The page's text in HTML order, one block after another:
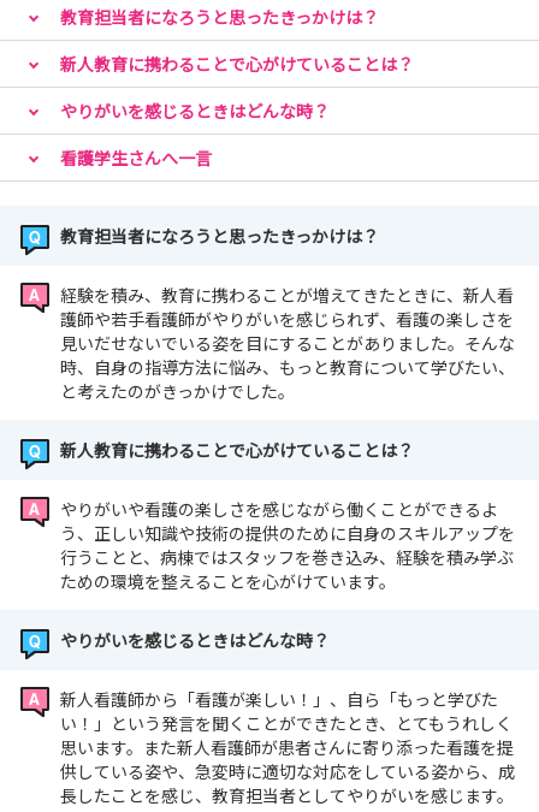
教育担当者になろうと思ったきっかけは？
新人教育に携わることで心がけていることは？
やりがいを感じるときはどんな時？
看護学生さんへ一言
教育担当者になろうと思ったきっかけは？
経験を積み、教育に携わることが増えてきたときに、新人看
護師や若手看護師がやりがいを感じられず、看護の楽しさを
見いだせないでいる姿を目にすることがありました。そんな
時、自身の指導方法に悩み、もっと教育について学びたい、
と考えたのがきっかけでした。
新人教育に携わることで心がけていることは？
やりがいや看護の楽しさを感じながら働くことができるよ
う、正しい知識や技術の提供のために自身のスキルアップを
行うことと、病棟ではスタッフを巻き込み、経験を積み学ぶ
ための環境を整えることを心がけています。
やりがいを感じるときはどんな時？
新人看護師から「看護が楽しい！」、自ら「もっと学びた
い！」という発言を聞くことができたとき、とてもうれしく
思います。また新人看護師が患者さんに寄り添った看護を提
供している姿や、急変時に適切な対応をしている姿から、成
長したことを感じ、教育担当者としてやりがいを感じます。